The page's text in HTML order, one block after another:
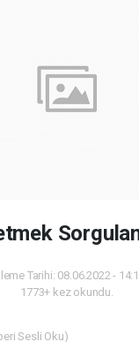
Tarihi: 08.06.2022 -
1773+ kez okundu.
Sesli Oku)